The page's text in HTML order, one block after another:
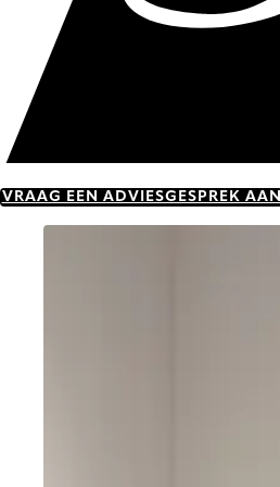
VRAAG EEN ADVIESGESPREK AAN
Go to item 0